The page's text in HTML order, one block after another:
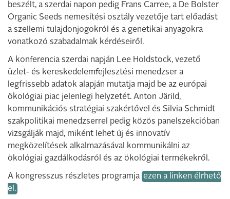
beszélt, a szerdai napon pedig Frans Carree, a De Bolster
Organic Seeds nemesítési osztály vezetője tart előadást
a szellemi tulajdonjogokról és a genetikai anyagokra
vonatkozó szabadalmak kérdéseiről.
A konferencia szerdai napján Lee Holdstock, vezető
üzlet- és kereskedelemfejlesztési menedzser a
legfrissebb adatok alapján mutatja majd be az európai
ökológiai piac jelenlegi helyzetét. Anton Järild,
kommunikációs stratégiai szakértővel és Silvia Schmidt
szakpolitikai menedzserrel pedig közös panelszekcióban
vizsgálják majd, miként lehet új és innovatív
megközelítések alkalmazásával kommunikálni az
ökológiai gazdálkodásról és az ökológiai termékekről.
A kongresszus részletes programja ezen a linken élrhető
el.